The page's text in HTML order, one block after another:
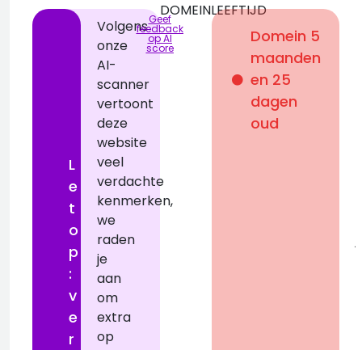
L
e
t
o
p
:
v
e
r
Volgens
onze
AI-
scanner
vertoont
deze
website
veel
verdachte
kenmerken,
we
raden
je
aan
om
extra
op
Geef
feedback
op AI
score
DOMEINLEEFTIJD
Domein 5
maanden
en 25
dagen
oud